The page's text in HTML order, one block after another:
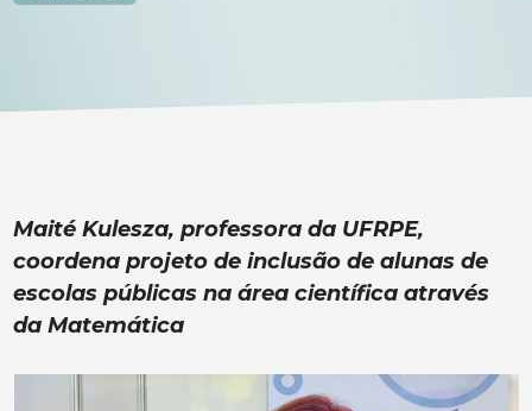
Maité Kulesza, professora da UFRPE,
coordena projeto de inclusão de alunas de
escolas públicas na área científica através
da Matemática